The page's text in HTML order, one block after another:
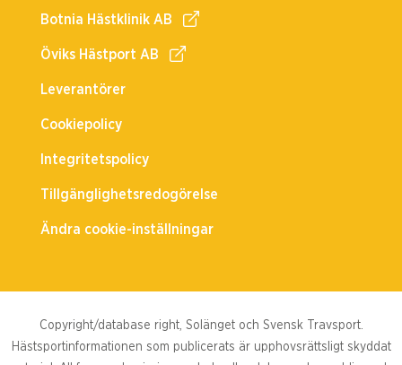
Botnia Hästklinik AB
Öviks Hästport AB
Leverantörer
Cookiepolicy
Integritetspolicy
Tillgänglighetsredogörelse
Ändra cookie-inställningar
Copyright/database right, Solänget och Svensk Travsport.
Hästsportinformationen som publicerats är upphovsrättsligt skyddat